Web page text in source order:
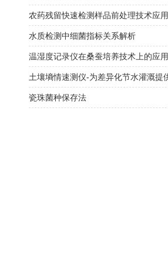
农药残留快速检测样品前处理技术应用
水质检测中细菌指标关系解析
温湿度记录仪在桑蚕培养技术上的应用
瓷珠菌种保存法